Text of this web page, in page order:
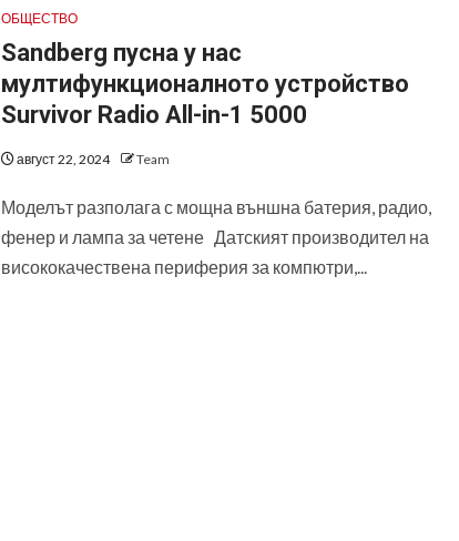
ОБЩЕСТВО
Sandberg пусна у нас
мултифункционалното устройство
Survivor Radio All-in-1 5000
август 22, 2024 Team
Моделът разполага с мощна външна батерия, радио,
фенер и лампа за четене Датският производител на
висококачествена периферия за компютри,...